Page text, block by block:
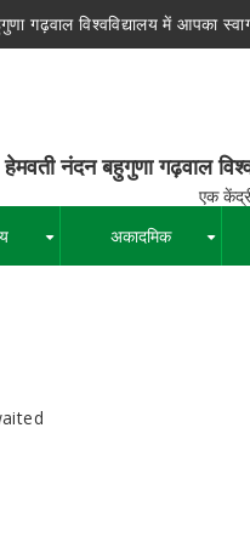
गढ़वाल विश्वविद्यालय में आपका
अकादमिक